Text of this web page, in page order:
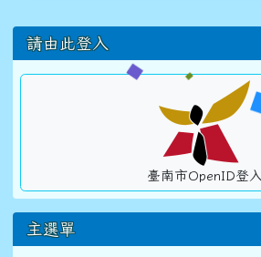
左邊區域內容
請由此登入
臺南市OpenID登入
主選單